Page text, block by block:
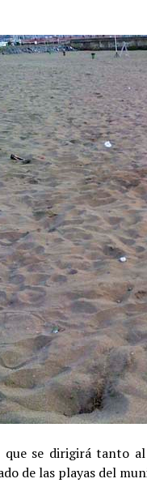
que se dirigirá tanto
de las playas del